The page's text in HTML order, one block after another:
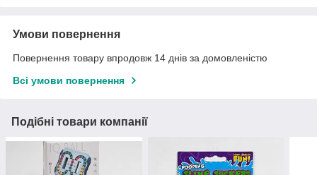
Умови повернення
Повернення товару впродовж 14 днів за домовленістю
Всі умови повернення
Подібні товари компанії